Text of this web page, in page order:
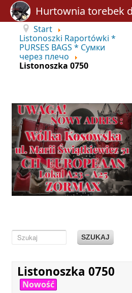
Start
Listonoszki Raportówki *
PURSES BAGS * Сумки
через плечо
Listonoszka 0750
SZUKAJ
Listonoszka 0750
Nowość
Hurtownia torebek